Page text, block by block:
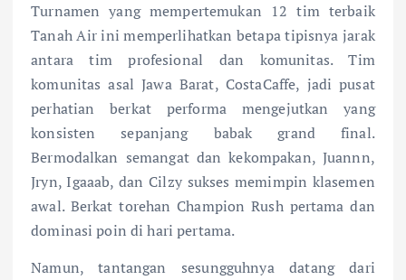
Turnamen yang mempertemukan 12 tim terbaik
Tanah Air ini memperlihatkan betapa tipisnya jarak
antara tim profesional dan komunitas. Tim
komunitas asal Jawa Barat, CostaCaffe, jadi pusat
perhatian berkat performa mengejutkan yang
konsisten sepanjang babak grand final.
Bermodalkan semangat dan kekompakan, Juannn,
Jryn, Igaaab, dan Cilzy sukses memimpin klasemen
awal. Berkat torehan Champion Rush pertama dan
dominasi poin di hari pertama.
Namun, tantangan sesungguhnya datang dari